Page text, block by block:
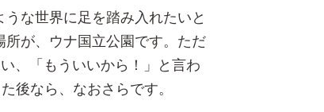
な世界に足を踏み入れたいと
が、ウナ国立公園です。ただ
、「もういいから！」と言わ
後なら、なおさらです。